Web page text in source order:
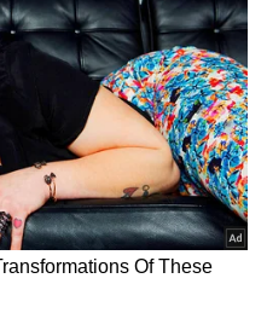
EV கார் ஆகும்.
இருப்பதால், பயணம்
இதன் விலை
தொடங்குகிறது.
இந்த காரை